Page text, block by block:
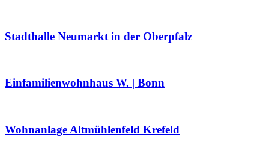
Stadthalle Neumarkt in der Oberpfalz
Einfamilienwohnhaus W. | Bonn
Wohnanlage Altmühlenfeld Krefeld